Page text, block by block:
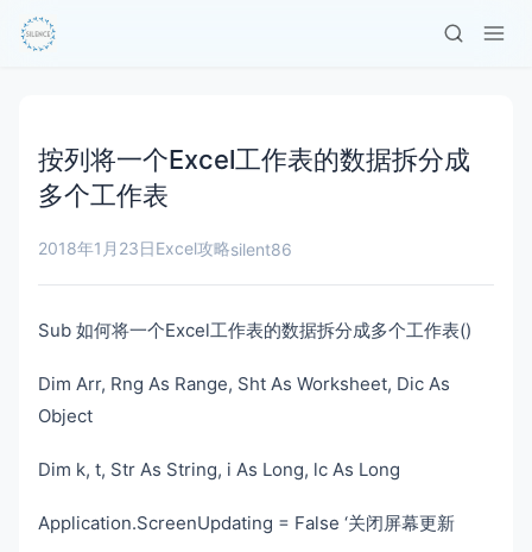
按列将一个Excel工作表的数据拆分成
多个工作表
2018年1月23日Excel攻略silent86
Sub 如何将一个Excel工作表的数据拆分成多个工作表()
Dim Arr, Rng As Range, Sht As Worksheet, Dic As
Object
Dim k, t, Str As String, i As Long, lc As Long
Application.ScreenUpdating = False ‘关闭屏幕更新